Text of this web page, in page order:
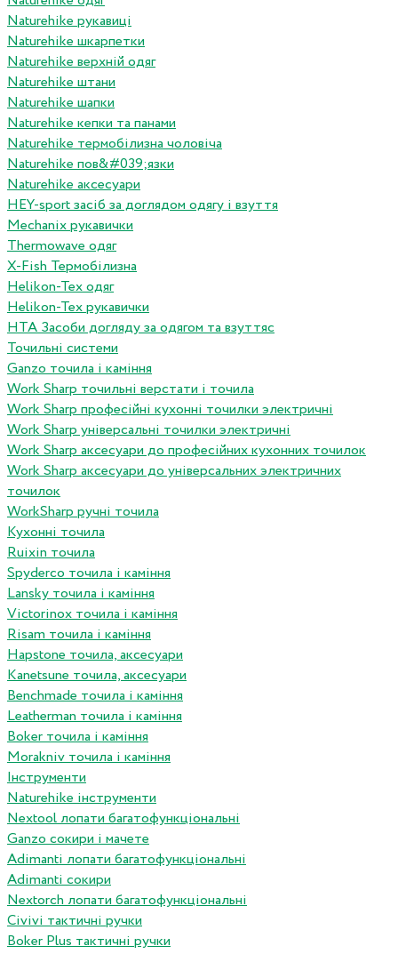
Naturehike рукавиці
Naturehike шкарпетки
Naturehike верхній одяг
Naturehike штани
Naturehike шапки
Naturehike кепки та панами
Naturehike термобілизна чоловіча
Naturehike пов&#039;язки
Naturehike аксесуари
HEY-sport засіб за доглядом одягу і взуття
Mechanix рукавички
Thermowave одяг
X-Fish Термобілизна
Helikon-Tex одяг
Helikon-Tex рукавички
HTA Засоби догляду за одягом та взуттяс
Точильні системи
Ganzo точила і каміння
Work Sharp точильні верстати і точила
Work Sharp професiйнi кухоннi точилки электричнi
Work Sharp унiверсальнi точилки электричнi
Work Sharp аксесуари до професiйних кухонних точилок
Work Sharp аксесуари до унiверсальних электричних
точилок
WorkSharp ручні точила
Кухонні точила
Ruixin точила
Spyderco точила і каміння
Lansky точила і каміння
Victorinox точила і каміння
Risam точила і каміння
Hapstone точила, аксесуари
Kanetsune точила, аксесуари
Benchmade точила і каміння
Leatherman точила і каміння
Boker точила і каміння
Morakniv точила і каміння
Інструменти
Naturehike інструменти
Nextool лопати багатофункціональні
Ganzo сокири і мачете
Adimanti лопати багатофункціональні
Adimanti сокири
Nextorch лопати багатофункціональні
Сivivi тактичні ручки
Boker Plus тактичні ручки